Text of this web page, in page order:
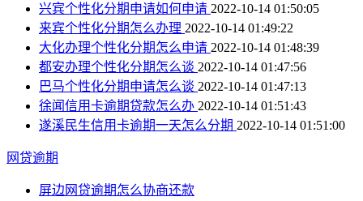
兴宾个性化分期申请如何申请 2022-10-14 01:50:05
来宾个性化分期怎么办理 2022-10-14 01:49:22
大化办理个性化分期怎么申请 2022-10-14 01:48:39
都安办理个性化分期怎么谈 2022-10-14 01:47:56
巴马个性化分期申请怎么谈 2022-10-14 01:47:13
徐闻信用卡逾期贷款怎么办 2022-10-14 01:51:43
遂溪民生信用卡逾期一天怎么分期 2022-10-14 01:51:00
网贷逾期
屏边网贷逾期怎么协商还款